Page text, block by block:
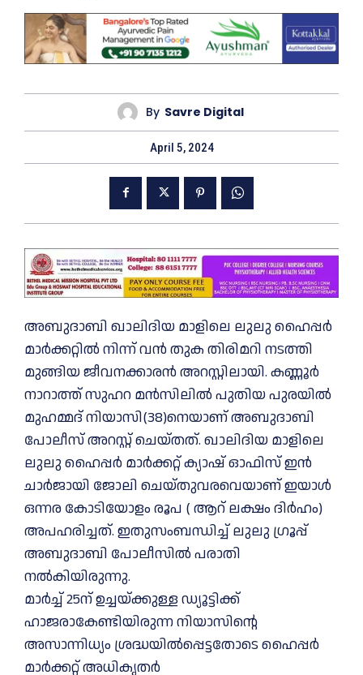
By Savre Digital
April 5, 2024
അബുദാബി ഖാലിദിയ മാളിലെ ലുലു ഹൈപ്പര്‍
മാര്‍ക്കറ്റില്‍ നിന്ന് വൻ തുക തിരിമറി നടത്തി
മുങ്ങിയ ജീവനക്കാരൻ അറസ്റ്റിലായി. കണ്ണൂർ
നാറാത്ത് സുഹറ മൻസിലിൽ പുതിയ പുരയിൽ
മുഹമ്മദ് നിയാസി(38)നെയാണ് അബുദാബി
പോലീസ് അറസ്റ്റ് ചെയ്തത്. ഖാലിദിയ മാളിലെ
ലുലു ഹൈപ്പർ മാർക്കറ്റ് ക്യാഷ് ഓഫിസ് ഇൻ
ചാർജായി ജോലി ചെയ്തുവരവെയാണ് ഇയാള്‍
ഒന്നര കോടിയോളം രൂപ ( ആറ് ലക്ഷം ദിർഹം)
അപഹരിച്ചത്. ഇതുസംബന്ധിച്ച് ലുലു ഗ്രൂപ്പ്
അബുദാബി പോലീസിൽ പരാതി
നൽകിയിരുന്നു.
മാർച്ച് 25ന് ഉച്ചയ്ക്കുള്ള ഡ്യൂട്ടിക്ക്
ഹാജരാകേണ്ടിയിരുന്ന നിയാസിന്റെ
അസാന്നിധ്യം ശ്രദ്ധയിൽപ്പെട്ടതോടെ ഹൈപ്പർ
മാർക്കറ്റ് അധികൃതർ